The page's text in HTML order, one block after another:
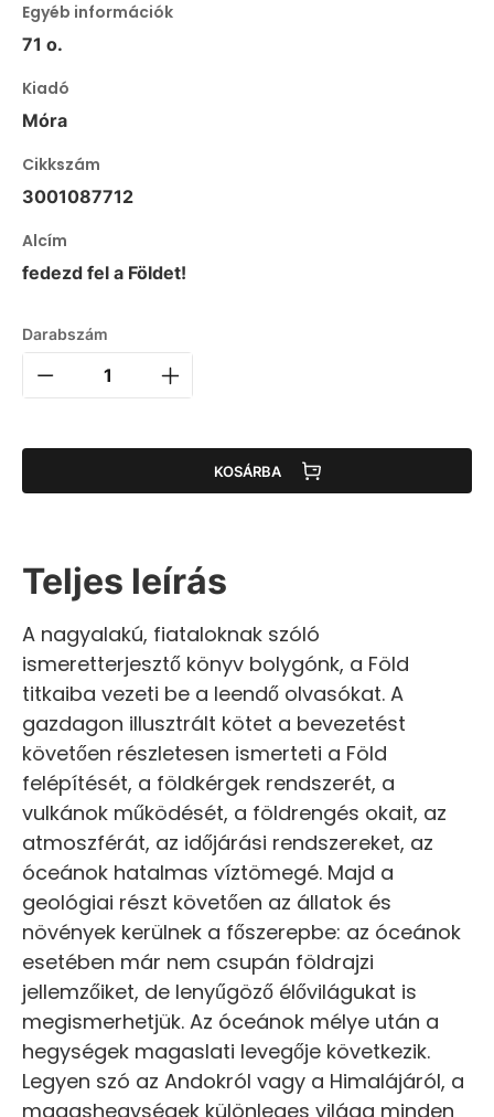
Egyéb információk
71 o.
Kiadó
Móra
Cikkszám
3001087712
Alcím
fedezd fel a Földet!
Darabszám
KOSÁRBA
Teljes leírás
A nagyalakú, fiataloknak szóló
ismeretterjesztő könyv bolygónk, a Föld
titkaiba vezeti be a leendő olvasókat. A
gazdagon illusztrált kötet a bevezetést
követően részletesen ismerteti a Föld
felépítését, a földkérgek rendszerét, a
vulkánok működését, a földrengés okait, az
atmoszférát, az időjárási rendszereket, az
óceánok hatalmas víztömegé. Majd a
geológiai részt követően az állatok és
növények kerülnek a főszerepbe: az óceánok
esetében már nem csupán földrajzi
jellemzőiket, de lenyűgöző élővilágukat is
megismerhetjük. Az óceánok mélye után a
hegységek magaslati levegője következik.
Legyen szó az Andokról vagy a Himalájáról, a
magashegységek különleges világa minden